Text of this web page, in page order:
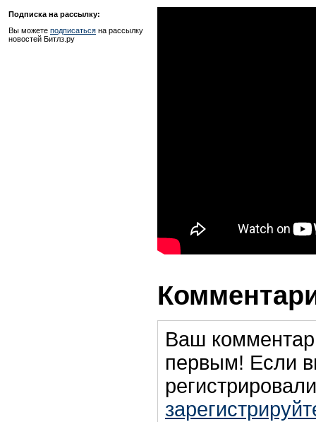
Подписка на рассылку:
Вы можете подписаться на рассылку
новостей Битлз.ру
Ваш
первым! Если